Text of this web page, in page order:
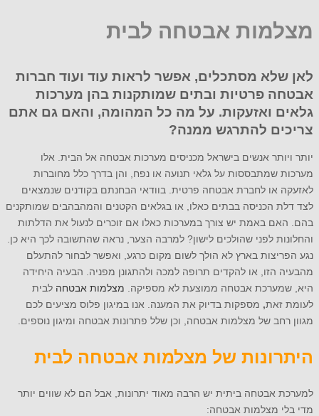
מצלמות אבטחה לבית
לאן שלא מסתכלים, אפשר לראות עוד ועוד חברות
אבטחה פרטיות ובתים שמותקנות בהן מערכות
גלאים ואזעקות. על מה כל המהומה, והאם גם אתם
צריכים להתרגש ממנה?
יותר ויותר אנשים בישראל מכניסים מערכות אבטחה אל הבית. אלו
מערכות שמתבססות על גלאי תנועה או נפח, והן בדרך כלל מחוברות
לאזעקה או לחברת אבטחה פרטית. בוודאי הבחנתם בקודנים שנמצאים
לצד דלת הכניסה בבתים כאלו, או בגלאים הקטנים והמהבהבים שמותקנים
בהם. האם באמת יש צורך במערכות כאלו אם זוכרים לנעול את הדלתות
והחלונות לפני שהולכים לישון? למרבה הצער, נראה שהתשובה לכך היא כן.
נגע הפריצות בארץ לא הולך לשום מקום כרגע, ואפשר לבחור להתעלם
מהבעיה הזו, או להקדים תרופה למכה ולהתגונן מפניה. הבעיה היחידה
היא, שמערכת אבטחה ממוצעת לא מספיקה. מצלמות אבטחה לבית
לעומת זאת, מספקות בדיוק את המענה. אנו במיגון פלוס מציעים לכם
מגוון רחב של מצלמות אבטחה, וכן שלל פתרונות אבטחה ומיגון נוספים.
היתרונות של מצלמות אבטחה לבית
למערכת אבטחה ביתית יש הרבה מאוד יתרונות, אבל הם לא שווים יותר
מדי בלי מצלמות אבטחה: